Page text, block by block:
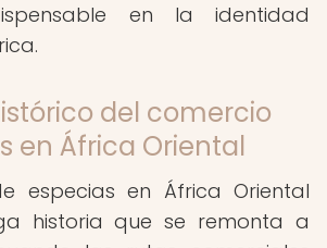
en la identidad
del comercio
en África Oriental
especias en África Oriental
historia que se remonta a